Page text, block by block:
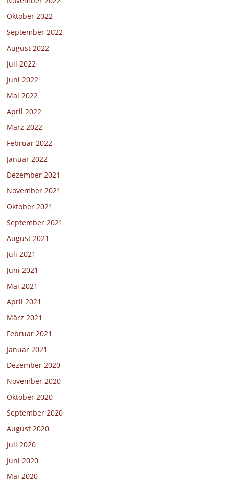
Oktober 2022
September 2022
August 2022
Juli 2022
Juni 2022
Mai 2022
April 2022
März 2022
Februar 2022
Januar 2022
Dezember 2021
November 2021
Oktober 2021
September 2021
August 2021
Juli 2021
Juni 2021
Mai 2021
April 2021
März 2021
Februar 2021
Januar 2021
Dezember 2020
November 2020
Oktober 2020
September 2020
August 2020
Juli 2020
Juni 2020
Mai 2020